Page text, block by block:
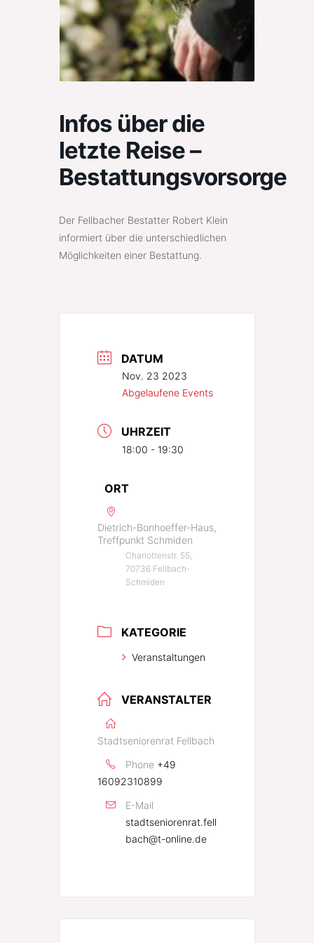
Infos über die
letzte Reise –
Bestattungsvorsorge
Der Fellbacher Bestatter Robert Klein
informiert über die unterschiedlichen
Möglichkeiten einer Bestattung.
DATUM
Nov. 23 2023
Abgelaufene Events
UHRZEIT
18:00 - 19:30
ORT
Dietrich-Bonhoeffer-Haus,
Treffpunkt Schmiden
Charlottenstr. 55,
70736 Fellbach-
Schmiden
KATEGORIE
Veranstaltungen
VERANSTALTER
Stadtseniorenrat Fellbach
Phone +49
16092310899
E-Mail
stadtseniorenrat.fell
bach@t-online.de